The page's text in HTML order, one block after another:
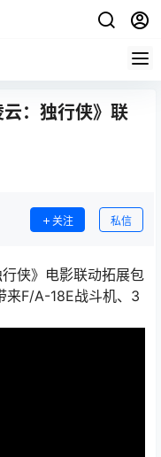
云：独行侠》联
关注 私信
侠》电影联动拓展包
来F/A-18E战斗机、3